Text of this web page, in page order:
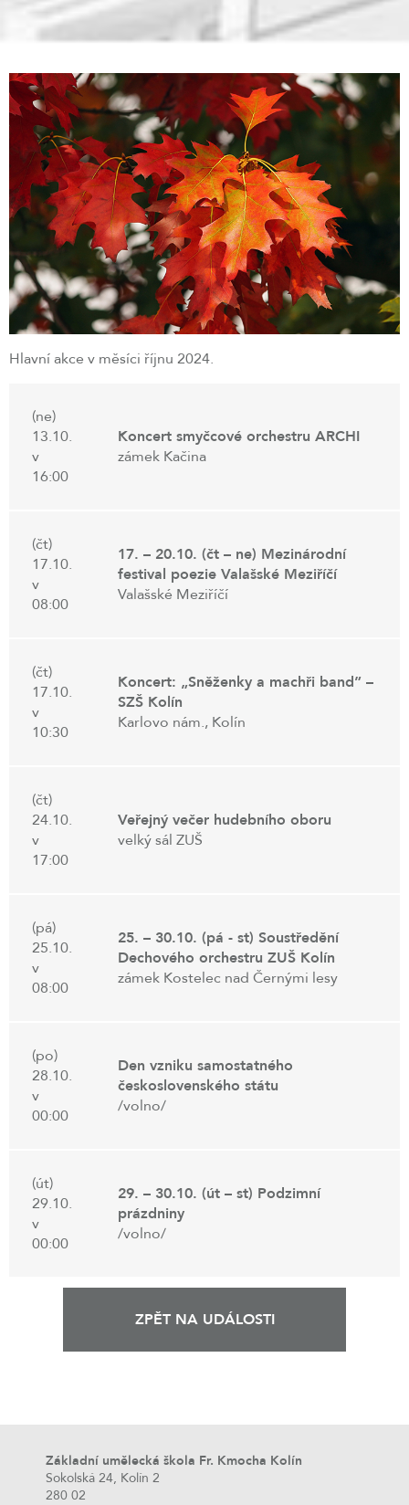
Hlavní akce v měsíci říjnu 2024.
(ne)
13.10.
v
16:00
Koncert smyčcové orchestru ARCHI
zámek Kačina
(čt)
17.10.
v
08:00
17. – 20.10. (čt – ne) Mezinárodní
festival poezie Valašské Meziříčí
Valašské Meziříčí
(čt)
17.10.
v
10:30
Koncert: „Sněženky a machři band” –
SZŠ Kolín
Karlovo nám., Kolín
(čt)
24.10.
v
17:00
Veřejný večer hudebního oboru
velký sál ZUŠ
(pá)
25.10.
v
08:00
25. – 30.10. (pá - st) Soustředění
Dechového orchestru ZUŠ Kolín
zámek Kostelec nad Černými lesy
(po)
28.10.
v
00:00
Den vzniku samostatného
československého státu
/volno/
(út)
29.10.
v
00:00
29. – 30.10. (út – st) Podzimní
prázdniny
/volno/
ZPĚT NA UDÁLOSTI
Základní umělecká škola Fr. Kmocha Kolín
Sokolská 24, Kolín 2
280 02